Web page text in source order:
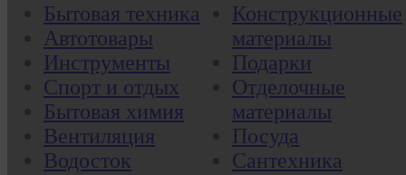
Бытовая техника
Автотовары
Инструменты
Спорт и отдых
Бытовая химия
Вентиляция
Водосток
Конструкционные
материалы
Подарки
Отделочные
материалы
Посуда
Сантехника